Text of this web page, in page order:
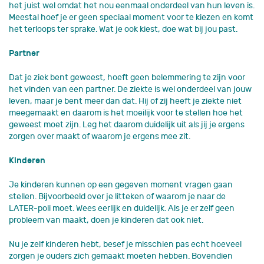
het juist wel omdat het nou eenmaal onderdeel van hun leven is.
Meestal hoef je er geen speciaal moment voor te kiezen en komt
het terloops ter sprake. Wat je ook kiest, doe wat bij jou past.
Partner
Dat je ziek bent geweest, hoeft geen belemmering te zijn voor
het vinden van een partner. De ziekte is wel onderdeel van jouw
leven, maar je bent meer dan dat. Hij of zij heeft je ziekte niet
meegemaakt en daarom is het moeilijk voor te stellen hoe het
geweest moet zijn. Leg het daarom duidelijk uit als jij je ergens
zorgen over maakt of waarom je ergens mee zit.
Kinderen
Je kinderen kunnen op een gegeven moment vragen gaan
stellen. Bijvoorbeeld over je litteken of waarom je naar de
LATER-poli moet. Wees eerlijk en duidelijk. Als je er zelf geen
probleem van maakt, doen je kinderen dat ook niet.
Nu je zelf kinderen hebt, besef je misschien pas echt hoeveel
zorgen je ouders zich gemaakt moeten hebben. Bovendien